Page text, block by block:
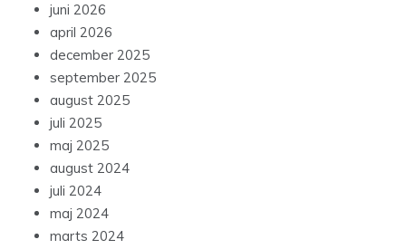
juni 2026
april 2026
december 2025
september 2025
august 2025
juli 2025
maj 2025
august 2024
juli 2024
maj 2024
marts 2024